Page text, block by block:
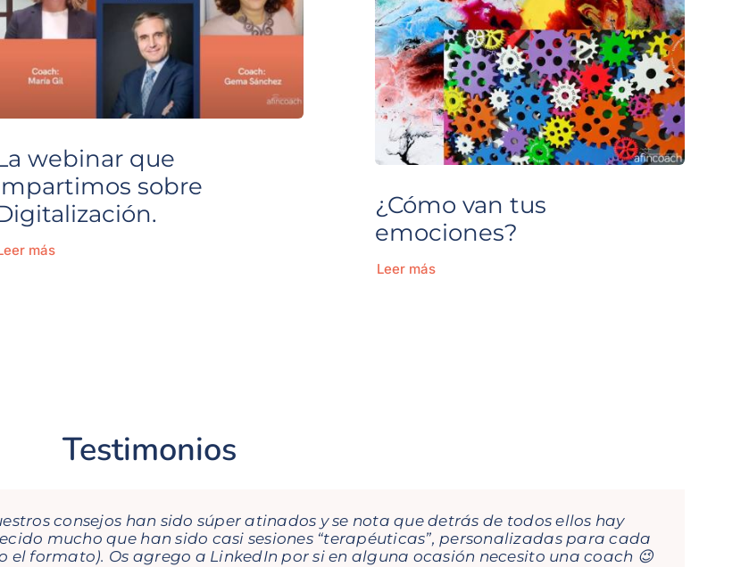
webinar que
sobre
más
¿Cómo van tus
emociones?
Leer más
Testimonios
consejos han sido súper atinados y se nota que detrás de todos ellos hay
mucho que han sido casi sesiones “terapéuticas”, personalizadas para cada
formato). Os agrego a LinkedIn por si en alguna ocasión necesito una coach 😉
formación que he recibido con ellas te llevas aprendizajes, porque el dinamismo
visual, sencillo y te hace pensar… y esto ayuda a nivel profesional y personal.